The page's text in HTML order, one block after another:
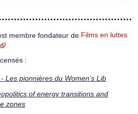
membre fondateur de Films en luttes
:
Les pionnières du Women’s Lib
of energy transitions and
zones